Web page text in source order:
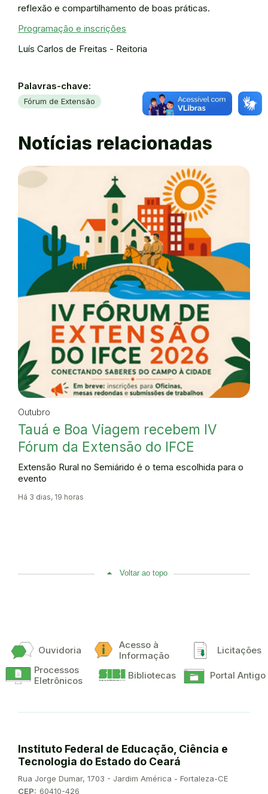
reflexão e compartilhamento de boas práticas.
Programação e inscrições
Luís Carlos de Freitas - Reitoria
Palavras-chave:
Fórum de Extensão
Notícias relacionadas
Outubro
Tauá e Boa Viagem recebem IV
Fórum da Extensão do IFCE
Extensão Rural no Semiárido é o tema escolhida para o
evento
Há 3 dias, 19 horas
Voltar ao topo
Ouvidoria
Acesso à
Informação
Licitações
Processos
Eletrônicos
Bibliotecas Portal Antigo
Instituto Federal de Educação, Ciência e
Tecnologia do Estado do Ceará
Endereço:
Rua Jorge Dumar, 1703 - Jardim América - Fortaleza-CE
CEP: 60410-426